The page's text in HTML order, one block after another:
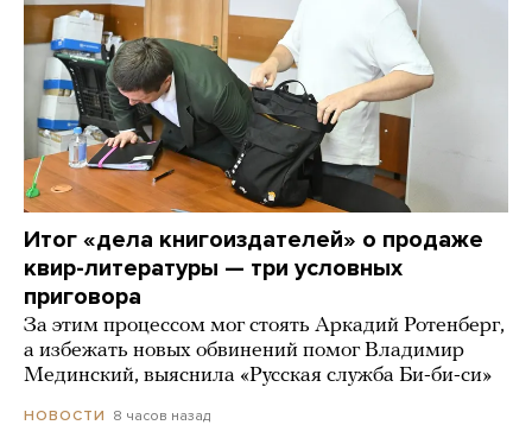
Итог «дела книгоиздателей» о продаже
квир-литературы — три условных
приговора
За этим процессом мог стоять Аркадий Ротенберг,
а избежать новых обвинений помог Владимир
Мединский, выяснила «Русская служба Би-би-си»
НОВОСТИ 8 часов назад